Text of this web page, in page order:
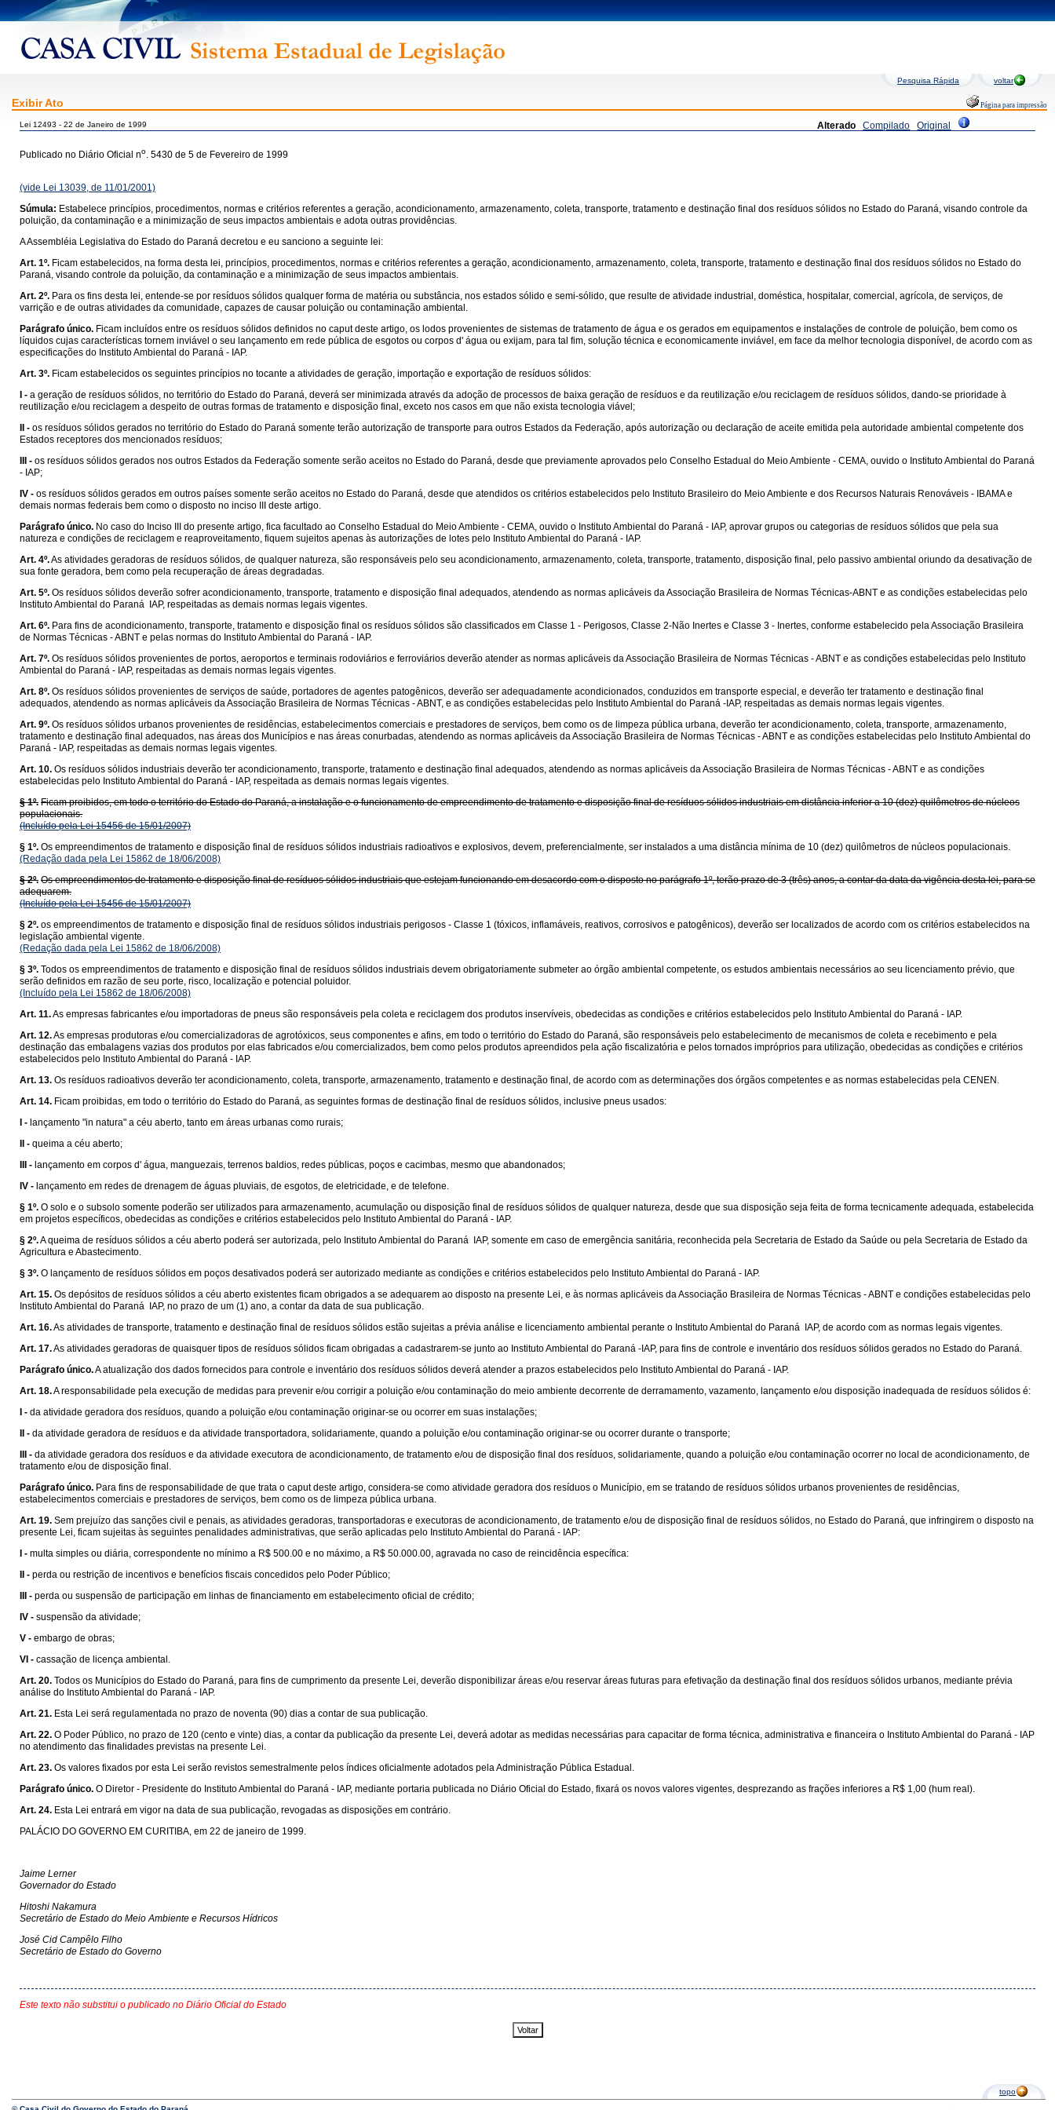
Pesquisa Rápida voltar
Exibir Ato Página para impressão
Alterado Compilado Original
Lei 12493 - 22 de Janeiro de 1999
Publicado no Diário Oficial no. 5430 de 5 de Fevereiro de 1999
(vide Lei 13039, de 11/01/2001)
Súmula: Estabelece princípios, procedimentos, normas e critérios referentes a geração, acondicionamento, armazenamento, coleta, transporte, tratamento e destinação final dos resíduos sólidos no Estado do Paraná, visando controle da
poluição, da contaminação e a minimização de seus impactos ambientais e adota outras providências.
A Assembléia Legislativa do Estado do Paraná decretou e eu sanciono a seguinte lei:
Art. 1º. Ficam estabelecidos, na forma desta lei, princípios, procedimentos, normas e critérios referentes a geração, acondicionamento, armazenamento, coleta, transporte, tratamento e destinação final dos resíduos sólidos no Estado do
Paraná, visando controle da poluição, da contaminação e a minimização de seus impactos ambientais.
Art. 2º. Para os fins desta lei, entende-se por resíduos sólidos qualquer forma de matéria ou substância, nos estados sólido e semi-sólido, que resulte de atividade industrial, doméstica, hospitalar, comercial, agrícola, de serviços, de
varrição e de outras atividades da comunidade, capazes de causar poluição ou contaminação ambiental.
Parágrafo único. Ficam incluídos entre os resíduos sólidos definidos no caput deste artigo, os lodos provenientes de sistemas de tratamento de água e os gerados em equipamentos e instalações de controle de poluição, bem como os
líquidos cujas características tornem inviável o seu lançamento em rede pública de esgotos ou corpos d' água ou exijam, para tal fim, solução técnica e economicamente inviável, em face da melhor tecnologia disponível, de acordo com as
especificações do Instituto Ambiental do Paraná - IAP.
Art. 3º. Ficam estabelecidos os seguintes princípios no tocante a atividades de geração, importação e exportação de resíduos sólidos:
I - a geração de resíduos sólidos, no território do Estado do Paraná, deverá ser minimizada através da adoção de processos de baixa geração de resíduos e da reutilização e/ou reciclagem de resíduos sólidos, dando-se prioridade à
reutilização e/ou reciclagem a despeito de outras formas de tratamento e disposição final, exceto nos casos em que não exista tecnologia viável;
II - os resíduos sólidos gerados no território do Estado do Paraná somente terão autorização de transporte para outros Estados da Federação, após autorização ou declaração de aceite emitida pela autoridade ambiental competente dos
Estados receptores dos mencionados resíduos;
III - os resíduos sólidos gerados nos outros Estados da Federação somente serão aceitos no Estado do Paraná, desde que previamente aprovados pelo Conselho Estadual do Meio Ambiente - CEMA, ouvido o Instituto Ambiental do Paraná
- IAP;
IV - os resíduos sólidos gerados em outros países somente serão aceitos no Estado do Paraná, desde que atendidos os critérios estabelecidos pelo Instituto Brasileiro do Meio Ambiente e dos Recursos Naturais Renováveis - IBAMA e
demais normas federais bem como o disposto no inciso III deste artigo.
Parágrafo único. No caso do Inciso III do presente artigo, fica facultado ao Conselho Estadual do Meio Ambiente - CEMA, ouvido o Instituto Ambiental do Paraná - IAP, aprovar grupos ou categorias de resíduos sólidos que pela sua
natureza e condições de reciclagem e reaproveitamento, fiquem sujeitos apenas às autorizações de lotes pelo Instituto Ambiental do Paraná - IAP.
Art. 4º.As atividades geradoras de resíduos sólidos, de qualquer natureza, são responsáveis pelo seu acondicionamento, armazenamento, coleta, transporte, tratamento, disposição final, pelo passivo ambiental oriundo da desativação de
sua fonte geradora, bem como pela recuperação de áreas degradadas.
Art. 5º. Os resíduos sólidos deverão sofrer acondicionamento, transporte, tratamento e disposição final adequados, atendendo as normas aplicáveis da Associação Brasileira de Normas Técnicas-ABNT e as condições estabelecidas pelo
Instituto Ambiental do Paraná  IAP, respeitadas as demais normas legais vigentes.
Art. 6º. Para fins de acondicionamento, transporte, tratamento e disposição final os resíduos sólidos são classificados em Classe 1 - Perigosos, Classe 2-Não Inertes e Classe 3 - Inertes, conforme estabelecido pela Associação Brasileira
de Normas Técnicas - ABNT e pelas normas do Instituto Ambiental do Paraná - IAP.
Art. 7º. Os resíduos sólidos provenientes de portos, aeroportos e terminais rodoviários e ferroviários deverão atender as normas aplicáveis da Associação Brasileira de Normas Técnicas - ABNT e as condições estabelecidas pelo Instituto
Ambiental do Paraná - IAP, respeitadas as demais normas legais vigentes.
Art. 8º. Os resíduos sólidos provenientes de serviços de saúde, portadores de agentes patogênicos, deverão ser adequadamente acondicionados, conduzidos em transporte especial, e deverão ter tratamento e destinação final
adequados, atendendo as normas aplicáveis da Associação Brasileira de Normas Técnicas - ABNT, e as condições estabelecidas pelo Instituto Ambiental do Paraná -IAP, respeitadas as demais normas legais vigentes.
Art. 9º. Os resíduos sólidos urbanos provenientes de residências, estabelecimentos comerciais e prestadores de serviços, bem como os de limpeza pública urbana, deverão ter acondicionamento, coleta, transporte, armazenamento,
tratamento e destinação final adequados, nas áreas dos Municípios e nas áreas conurbadas, atendendo as normas aplicáveis da Associação Brasileira de Normas Técnicas - ABNT e as condições estabelecidas pelo Instituto Ambiental do
Paraná - IAP, respeitadas as demais normas legais vigentes.
Art. 10. Os resíduos sólidos industriais deverão ter acondicionamento, transporte, tratamento e destinação final adequados, atendendo as normas aplicáveis da Associação Brasileira de Normas Técnicas - ABNT e as condições
estabelecidas pelo Instituto Ambiental do Paraná - IAP, respeitada as demais normas legais vigentes.
§ 1º. Ficam proibidos, em todo o território do Estado do Paraná, a instalação e o funcionamento de empreendimento de tratamento e disposição final de resíduos sólidos industriais em distância inferior a 10 (dez) quilômetros de núcleos
populacionais.
(Incluído pela Lei 15456 de 15/01/2007)
§ 1º. Os empreendimentos de tratamento e disposição final de resíduos sólidos industriais radioativos e explosivos, devem, preferencialmente, ser instalados a uma distância mínima de 10 (dez) quilômetros de núcleos populacionais.
(Redação dada pela Lei 15862 de 18/06/2008)
§ 2º. Os empreendimentos de tratamento e disposição final de resíduos sólidos industriais que estejam funcionando em desacordo com o disposto no parágrafo 1º, terão prazo de 3 (três) anos, a contar da data da vigência desta lei, para se
adequarem.
(Incluído pela Lei 15456 de 15/01/2007)
§ 2º. os empreendimentos de tratamento e disposição final de resíduos sólidos industriais perigosos - Classe 1 (tóxicos, inflamáveis, reativos, corrosivos e patogênicos), deverão ser localizados de acordo com os critérios estabelecidos na
legislação ambiental vigente.
(Redação dada pela Lei 15862 de 18/06/2008)
§ 3º. Todos os empreendimentos de tratamento e disposição final de resíduos sólidos industriais devem obrigatoriamente submeter ao órgão ambiental competente, os estudos ambientais necessários ao seu licenciamento prévio, que
serão definidos em razão de seu porte, risco, localização e potencial poluidor.
(Incluído pela Lei 15862 de 18/06/2008)
Art. 11.As empresas fabricantes e/ou importadoras de pneus são responsáveis pela coleta e reciclagem dos produtos inservíveis, obedecidas as condições e critérios estabelecidos pelo Instituto Ambiental do Paraná - IAP.
Art. 12.As empresas produtoras e/ou comercializadoras de agrotóxicos, seus componentes e afins, em todo o território do Estado do Paraná, são responsáveis pelo estabelecimento de mecanismos de coleta e recebimento e pela
destinação das embalagens vazias dos produtos por elas fabricados e/ou comercializados, bem como pelos produtos apreendidos pela ação fiscalizatória e pelos tornados impróprios para utilização, obedecidas as condições e critérios
estabelecidos pelo Instituto Ambiental do Paraná - IAP.
Art. 13. Os resíduos radioativos deverão ter acondicionamento, coleta, transporte, armazenamento, tratamento e destinação final, de acordo com as determinações dos órgãos competentes e as normas estabelecidas pela CENEN.
Art. 14. Ficam proibidas, em todo o território do Estado do Paraná, as seguintes formas de destinação final de resíduos sólidos, inclusive pneus usados:
I - lançamento "in natura" a céu aberto, tanto em áreas urbanas como rurais;
II - queima a céu aberto;
III - lançamento em corpos d' água, manguezais, terrenos baldios, redes públicas, poços e cacimbas, mesmo que abandonados;
IV - lançamento em redes de drenagem de águas pluviais, de esgotos, de eletricidade, e de telefone.
§ 1º. O solo e o subsolo somente poderão ser utilizados para armazenamento, acumulação ou disposição final de resíduos sólidos de qualquer natureza, desde que sua disposição seja feita de forma tecnicamente adequada, estabelecida
em projetos específicos, obedecidas as condições e critérios estabelecidos pelo Instituto Ambiental do Paraná - IAP.
§ 2º.A queima de resíduos sólidos a céu aberto poderá ser autorizada, pelo Instituto Ambiental do Paraná  IAP, somente em caso de emergência sanitária, reconhecida pela Secretaria de Estado da Saúde ou pela Secretaria de Estado da
Agricultura e Abastecimento.
§ 3º. O lançamento de resíduos sólidos em poços desativados poderá ser autorizado mediante as condições e critérios estabelecidos pelo Instituto Ambiental do Paraná - IAP.
Art. 15. Os depósitos de resíduos sólidos a céu aberto existentes ficam obrigados a se adequarem ao disposto na presente Lei, e às normas aplicáveis da Associação Brasileira de Normas Técnicas - ABNT e condições estabelecidas pelo
Instituto Ambiental do Paraná  IAP, no prazo de um (1) ano, a contar da data de sua publicação.
Art. 16.As atividades de transporte, tratamento e destinação final de resíduos sólidos estão sujeitas a prévia análise e licenciamento ambiental perante o Instituto Ambiental do Paraná  IAP, de acordo com as normas legais vigentes.
Art. 17.As atividades geradoras de quaisquer tipos de resíduos sólidos ficam obrigadas a cadastrarem-se junto ao Instituto Ambiental do Paraná -IAP, para fins de controle e inventário dos resíduos sólidos gerados no Estado do Paraná.
Parágrafo único.A atualização dos dados fornecidos para controle e inventário dos resíduos sólidos deverá atender a prazos estabelecidos pelo Instituto Ambiental do Paraná - IAP.
Art. 18.A responsabilidade pela execução de medidas para prevenir e/ou corrigir a poluição e/ou contaminação do meio ambiente decorrente de derramamento, vazamento, lançamento e/ou disposição inadequada de resíduos sólidos é:
I - da atividade geradora dos resíduos, quando a poluição e/ou contaminação originar-se ou ocorrer em suas instalações;
II - da atividade geradora de resíduos e da atividade transportadora, solidariamente, quando a poluição e/ou contaminação originar-se ou ocorrer durante o transporte;
III - da atividade geradora dos resíduos e da atividade executora de acondicionamento, de tratamento e/ou de disposição final dos resíduos, solidariamente, quando a poluição e/ou contaminação ocorrer no local de acondicionamento, de
tratamento e/ou de disposição final.
Parágrafo único. Para fins de responsabilidade de que trata o caput deste artigo, considera-se como atividade geradora dos resíduos o Município, em se tratando de resíduos sólidos urbanos provenientes de residências,
estabelecimentos comerciais e prestadores de serviços, bem como os de limpeza pública urbana.
Art. 19. Sem prejuízo das sanções civil e penais, as atividades geradoras, transportadoras e executoras de acondicionamento, de tratamento e/ou de disposição final de resíduos sólidos, no Estado do Paraná, que infringirem o disposto na
presente Lei, ficam sujeitas às seguintes penalidades administrativas, que serão aplicadas pelo Instituto Ambiental do Paraná - IAP:
I - multa simples ou diária, correspondente no mínimo a R$ 500.00 e no máximo, a R$ 50.000.00, agravada no caso de reincidência específica:
II - perda ou restrição de incentivos e benefícios fiscais concedidos pelo Poder Público;
III - perda ou suspensão de participação em linhas de financiamento em estabelecimento oficial de crédito;
IV - suspensão da atividade;
V - embargo de obras;
VI - cassação de licença ambiental.
Art. 20. Todos os Municípios do Estado do Paraná, para fins de cumprimento da presente Lei, deverão disponibilizar áreas e/ou reservar áreas futuras para efetivação da destinação final dos resíduos sólidos urbanos, mediante prévia
análise do Instituto Ambiental do Paraná - IAP.
Art. 21. Esta Lei será regulamentada no prazo de noventa (90) dias a contar de sua publicação.
Art. 22. O Poder Público, no prazo de 120 (cento e vinte) dias, a contar da publicação da presente Lei, deverá adotar as medidas necessárias para capacitar de forma técnica, administrativa e financeira o Instituto Ambiental do Paraná - IAP
no atendimento das finalidades previstas na presente Lei.
Art. 23. Os valores fixados por esta Lei serão revistos semestralmente pelos índices oficialmente adotados pela Administração Pública Estadual.
Parágrafo único. O Diretor - Presidente do Instituto Ambiental do Paraná - IAP, mediante portaria publicada no Diário Oficial do Estado, fixará os novos valores vigentes, desprezando as frações inferiores a R$ 1,00 (hum real).
Art. 24. Esta Lei entrará em vigor na data de sua publicação, revogadas as disposições em contrário.
PALÁCIO DO GOVERNO EM CURITIBA, em 22 de janeiro de 1999.
Jaime Lerner
Governador do Estado
Hitoshi Nakamura
Secretário de Estado do Meio Ambiente e Recursos Hídricos
José Cid Campêlo Filho
Secretário de Estado do Governo
Este texto não substitui o publicado no Diário Oficial do Estado
topo